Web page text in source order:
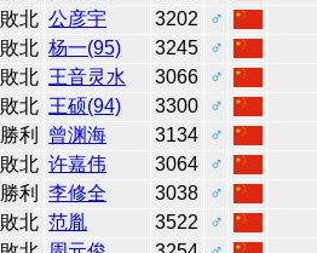
敗北 公彦宇 3202
♂
敗北 杨一(95) 3245
♂
敗北 王音灵水 3066
♂
敗北 王硕(94) 3300
♂
勝利 曾渊海 3134
♂
敗北 许嘉伟 3064
♂
勝利 李修全 3038
♂
敗北 范胤 3522
♂